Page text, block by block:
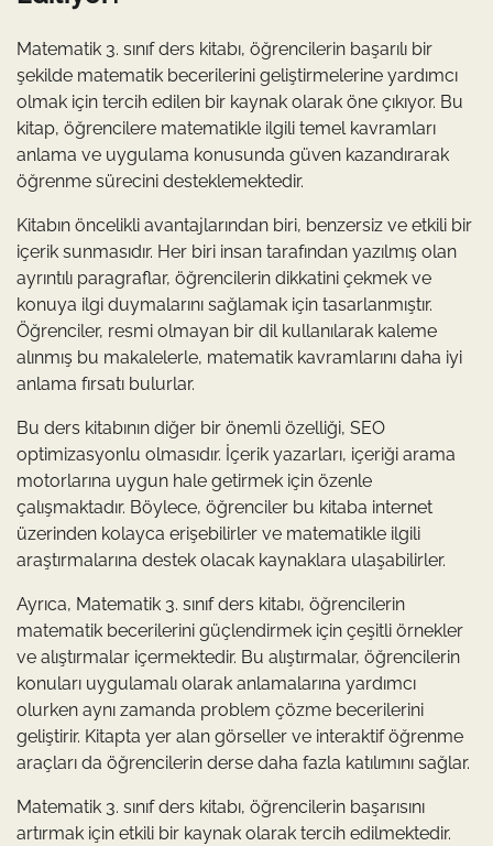
Matematik 3. sınıf ders kitabı, öğrencilerin başarılı bir
şekilde matematik becerilerini geliştirmelerine yardımcı
olmak için tercih edilen bir kaynak olarak öne çıkıyor. Bu
kitap, öğrencilere matematikle ilgili temel kavramları
anlama ve uygulama konusunda güven kazandırarak
öğrenme sürecini desteklemektedir.
Kitabın öncelikli avantajlarından biri, benzersiz ve etkili bir
içerik sunmasıdır. Her biri insan tarafından yazılmış olan
ayrıntılı paragraflar, öğrencilerin dikkatini çekmek ve
konuya ilgi duymalarını sağlamak için tasarlanmıştır.
Öğrenciler, resmi olmayan bir dil kullanılarak kaleme
alınmış bu makalelerle, matematik kavramlarını daha iyi
anlama fırsatı bulurlar.
Bu ders kitabının diğer bir önemli özelliği, SEO
optimizasyonlu olmasıdır. İçerik yazarları, içeriği arama
motorlarına uygun hale getirmek için özenle
çalışmaktadır. Böylece, öğrenciler bu kitaba internet
üzerinden kolayca erişebilirler ve matematikle ilgili
araştırmalarına destek olacak kaynaklara ulaşabilirler.
Ayrıca, Matematik 3. sınıf ders kitabı, öğrencilerin
matematik becerilerini güçlendirmek için çeşitli örnekler
ve alıştırmalar içermektedir. Bu alıştırmalar, öğrencilerin
konuları uygulamalı olarak anlamalarına yardımcı
olurken aynı zamanda problem çözme becerilerini
geliştirir. Kitapta yer alan görseller ve interaktif öğrenme
araçları da öğrencilerin derse daha fazla katılımını sağlar.
Matematik 3. sınıf ders kitabı, öğrencilerin başarısını
artırmak için etkili bir kaynak olarak tercih edilmektedir.